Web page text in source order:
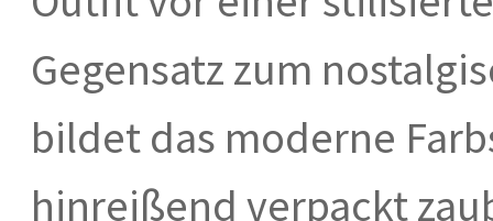
Gegensatz zum
bildet das moderne
hinreißend verpackt